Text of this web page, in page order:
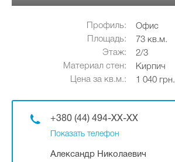
Профиль:
Офис
Площадь:
73 кв.м.
Этаж:
2/3
Материал стен:
Кирпич
Цена за кв.м.:
1 040 грн.
+380 (44) 494-XX-XX
Показать телефон
Александр Николаевич